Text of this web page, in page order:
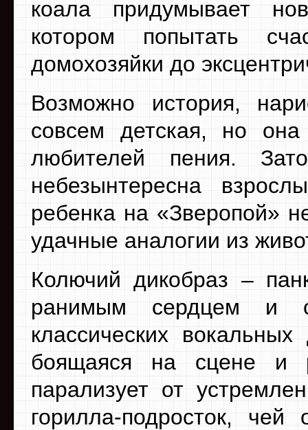
коала придумывает
котором попытать
домохозяйки до
Возможно история,
совсем детская, но
любителей пения.
небезынтересна
ребенка на «Зверопой»
удачные аналогии из
Колючий дикобраз –
ранимым сердцем и
классических
боящаяся на сцене и
парализует от
горилла-подросток,